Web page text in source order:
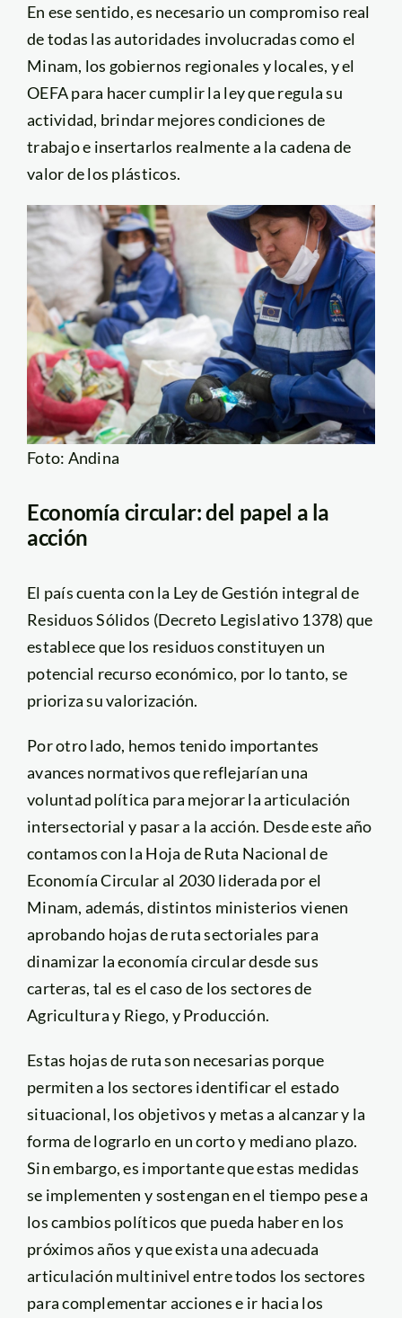
En ese sentido, es necesario un compromiso real
de todas las autoridades involucradas como el
Minam, los gobiernos regionales y locales, y el
OEFA para hacer cumplir la ley que regula su
actividad, brindar mejores condiciones de
trabajo e insertarlos realmente a la cadena de
valor de los plásticos.
Foto: Andina
Economía circular: del papel a la
acción
El país cuenta con la Ley de Gestión integral de
Residuos Sólidos (Decreto Legislativo 1378) que
establece que los residuos constituyen un
potencial recurso económico, por lo tanto, se
prioriza su valorización.
Por otro lado, hemos tenido importantes
avances normativos que reflejarían una
voluntad política para mejorar la articulación
intersectorial y pasar a la acción. Desde este año
contamos con la Hoja de Ruta Nacional de
Economía Circular al 2030 liderada por el
Minam, además, distintos ministerios vienen
aprobando hojas de ruta sectoriales para
dinamizar la economía circular desde sus
carteras, tal es el caso de los sectores de
Agricultura y Riego, y Producción.
Estas hojas de ruta son necesarias porque
permiten a los sectores identificar el estado
situacional, los objetivos y metas a alcanzar y la
forma de lograrlo en un corto y mediano plazo.
Sin embargo, es importante que estas medidas
se implementen y sostengan en el tiempo pese a
los cambios políticos que pueda haber en los
próximos años y que exista una adecuada
articulación multinivel entre todos los sectores
para complementar acciones e ir hacia los